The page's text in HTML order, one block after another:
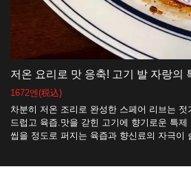
저온 요리로 맛 응축! 고기 발 자랑의
1672엔(税込)
차분히 저온 조리로 완성한 스페어 리브는
드럽고 육즙.맛을 갇힌 고기에 향기로운 특
씹을 정도로 퍼지는 육즙과 향신료의 자극이